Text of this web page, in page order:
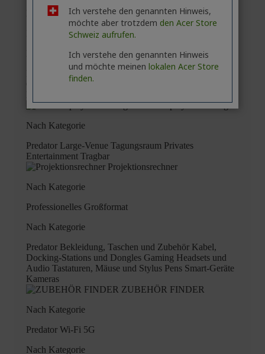
Ich verstehe den genannten Hinweis,
möchte aber trotzdem den Acer Store
Schweiz aufrufen.
Ich verstehe den genannten Hinweis
und möchte meinen lokalen Acer Store
finden.